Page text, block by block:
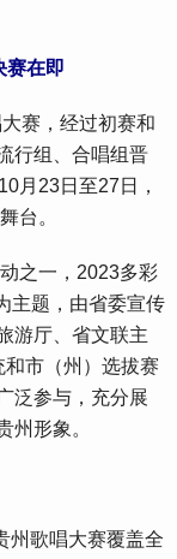
在即
赛，经过初赛和
行组、合唱组晋
月23日至27日，
台。
之一，2023多彩
主题，由省委宣传
游厅、省文联主
市（州）选拔赛
泛参与，充分展
州形象。
歌唱大赛覆盖全